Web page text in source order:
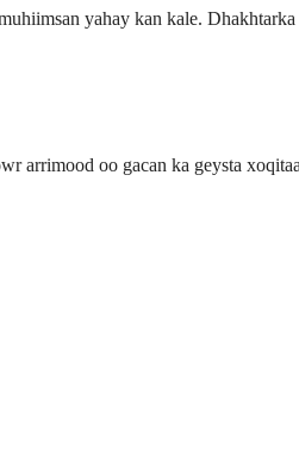
yahay kan kale.
arrimood oo gacan ka geysta